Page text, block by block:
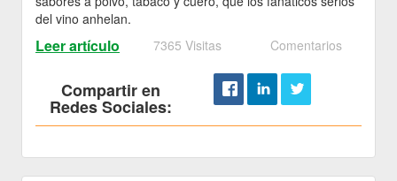
del vino anhelan.
Leer artículo 7365 Visitas Comentarios
Compartir en
Redes Sociales: